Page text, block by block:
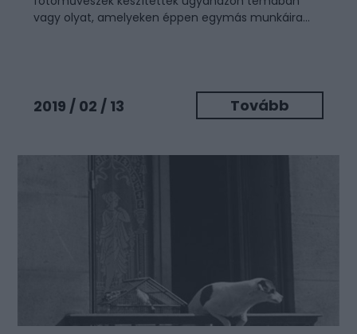
vagy olyat, amelyeken éppen egymás munkáira...
2019 / 02 / 13 Tovább